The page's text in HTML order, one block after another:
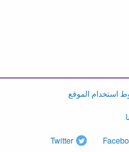
استخدام الموقع
Twitter